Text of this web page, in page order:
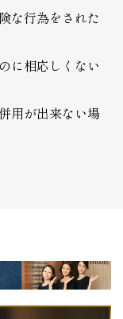
な行為をされた
に相応しくない
用が出来ない場